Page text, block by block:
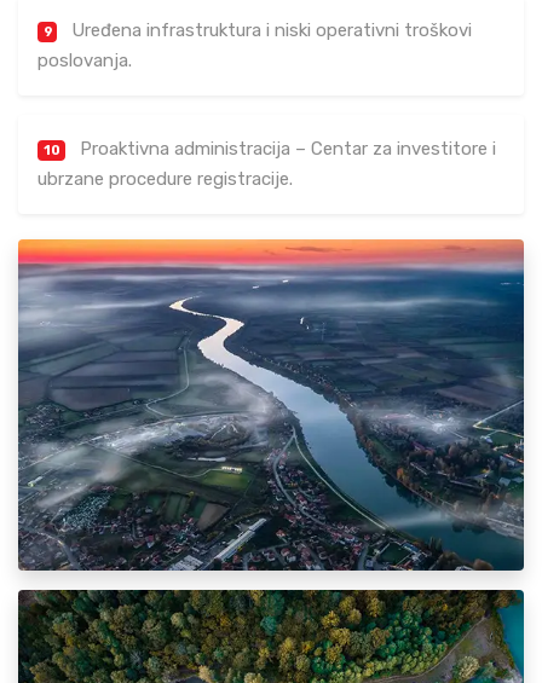
9
Uređena infrastruktura i niski operativni troškovi
poslovanja.
10
Proaktivna administracija – Centar za investitore i
ubrzane procedure registracije.